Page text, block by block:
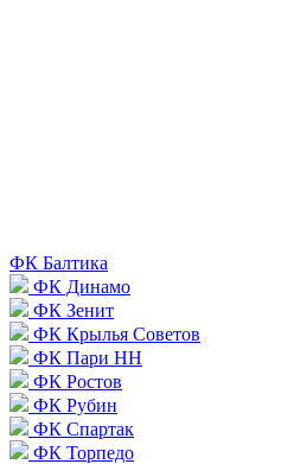
ФК Балтика
ФК Динамо
ФК Зенит
ФК Крылья Советов
ФК Пари НН
ФК Ростов
ФК Рубин
ФК Спартак
ФК Торпедо